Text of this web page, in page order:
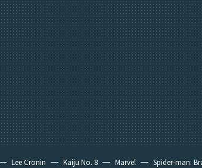
Lee Cronin Kaiju No. 8 Marvel Spider-man: